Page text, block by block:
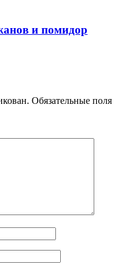
и помидор
Обязательные поля